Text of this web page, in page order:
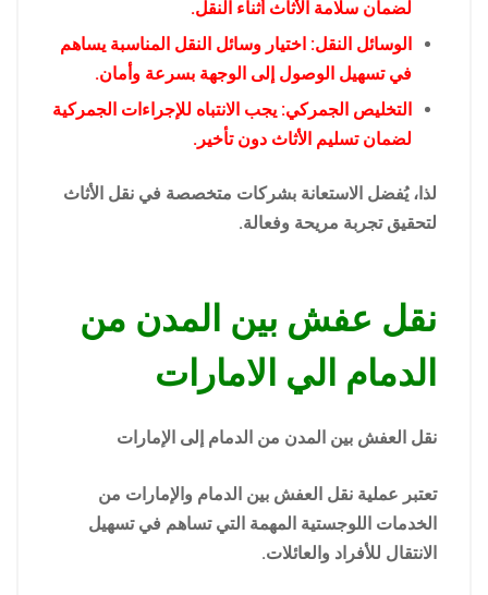
لضمان سلامة الأثاث أثناء النقل.
الوسائل النقل: اختيار وسائل النقل المناسبة يساهم
في تسهيل الوصول إلى الوجهة بسرعة وأمان.
التخليص الجمركي: يجب الانتباه للإجراءات الجمركية
لضمان تسليم الأثاث دون تأخير.
لذا، يُفضل الاستعانة بشركات متخصصة في نقل الأثاث
لتحقيق تجربة مريحة وفعالة.
نقل عفش بين المدن من
الدمام الي الامارات
نقل العفش بين المدن من الدمام إلى الإمارات
تعتبر عملية نقل العفش بين الدمام والإمارات من
الخدمات اللوجستية المهمة التي تساهم في تسهيل
الانتقال للأفراد والعائلات.